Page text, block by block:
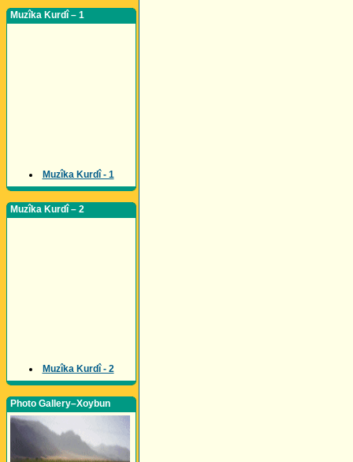
Muzîka Kurdî – 1
Muzîka Kurdî - 1
Muzîka Kurdî – 2
Muzîka Kurdî - 2
Photo Gallery–Xoybun